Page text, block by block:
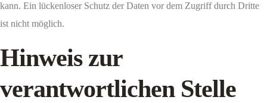
kann. Ein lückenloser Schutz der Daten vor dem Zugriff durch Dritte
ist nicht möglich.
Hinweis zur
verantwortlichen Stelle